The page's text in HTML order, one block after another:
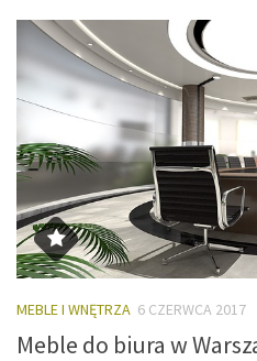
MEBLE I WNĘTRZA 6 CZERWCA 2017
Meble do biura w